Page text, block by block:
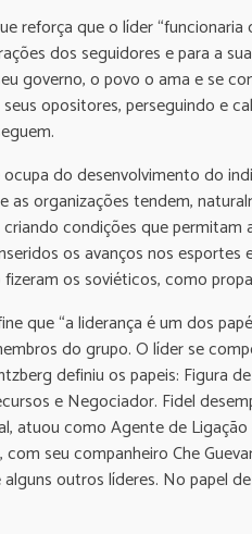
reforça que o líder
dos seguidores e para a
governo, o povo o ama e se
opositores, perseguindo e
do desenvolvimento do
as organizações tendem,
condições que
os avanços nos
os soviéticos, como
que “a liderança é um dos
do grupo. O líder se
definiu os papeis: Figura
e Negociador. Fidel
atuou como Agente de
seu companheiro Che
alguns outros líderes. No papel